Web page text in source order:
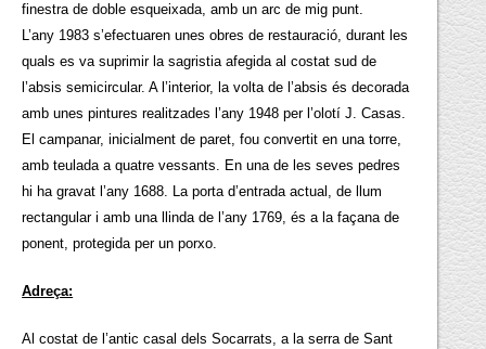
finestra de doble esqueixada, amb un arc de mig punt.
L’any 1983 s’efectuaren unes obres de restauració, durant les
quals es va suprimir la sagristia afegida al costat sud de
l’absis semicircular. A l’interior, la volta de l’absis és decorada
amb unes pintures realitzades l’any 1948 per l’olotí J. Casas.
El campanar, inicialment de paret, fou convertit en una torre,
amb teulada a quatre vessants. En una de les seves pedres
hi ha gravat l’any 1688. La porta d’entrada actual, de llum
rectangular i amb una llinda de l’any 1769, és a la façana de
ponent, protegida per un porxo.
Adreça:
Al costat de l’antic casal dels Socarrats, a la serra de Sant